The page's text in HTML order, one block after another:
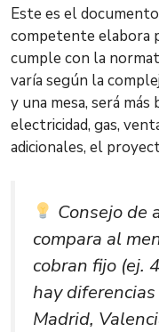
Este es el
competente elabora
cumple con la
varía según la
y una mesa, será
electricidad, gas,
adicionales, el
Consejo de
compara al
cobran fijo (ej.
hay
Madrid,